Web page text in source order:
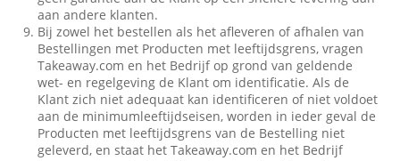
aan andere klanten.
Bij zowel het bestellen als het afleveren of afhalen van
Bestellingen met Producten met leeftijdsgrens, vragen
Takeaway.com en het Bedrijf op grond van geldende
wet- en regelgeving de Klant om identificatie. Als de
Klant zich niet adequaat kan identificeren of niet voldoet
aan de minimumleeftijdseisen, worden in ieder geval de
Producten met leeftijdsgrens van de Bestelling niet
geleverd, en staat het Takeaway.com en het Bedrijf